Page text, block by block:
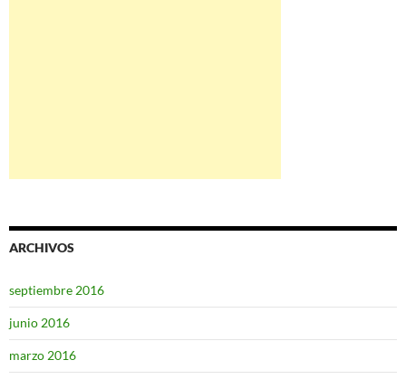
ARCHIVOS
septiembre 2016
junio 2016
marzo 2016